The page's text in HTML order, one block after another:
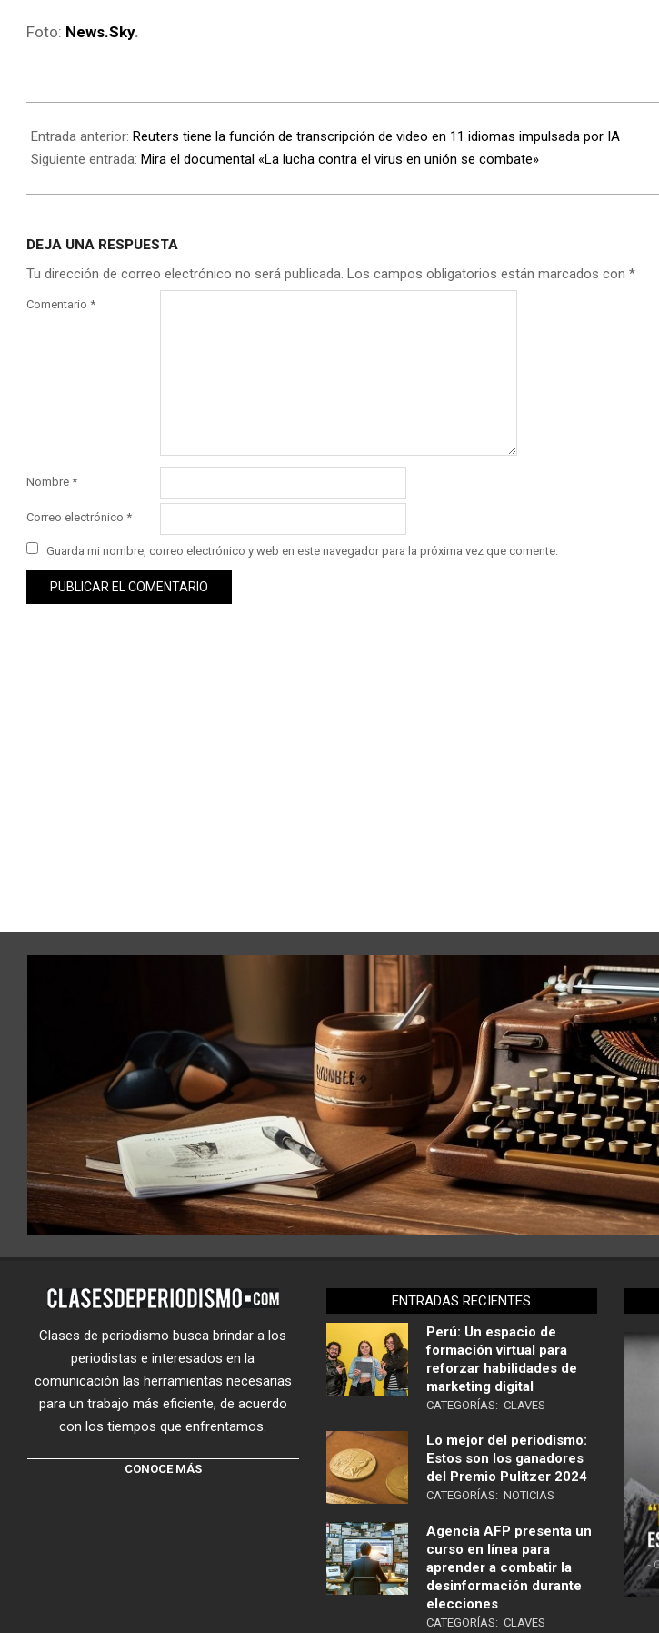
Foto: News.Sky.
Entrada anterior: Reuters tiene la función de transcripción de video en 11 idiomas impulsada por IA
Siguiente entrada: Mira el documental «La lucha contra el virus en unión se combate»
DEJA UNA RESPUESTA
Tu dirección de correo electrónico no será publicada. Los campos obligatorios están marcados con *
Comentario *
Nombre *
Correo electrónico *
Guarda mi nombre, correo electrónico y web en este navegador para la próxima vez que comente.
Clases de periodismo busca brindar a los
periodistas e interesados en la
comunicación las herramientas necesarias
para un trabajo más eficiente, de acuerdo
con los tiempos que enfrentamos.
CONOCE MÁS
ENTRADAS RECIENTES
Perú: Un espacio de
formación virtual para
reforzar habilidades de
marketing digital
CATEGORÍAS: CLAVES
Lo mejor del periodismo:
Estos son los ganadores
del Premio Pulitzer 2024
CATEGORÍAS: NOTICIAS
Agencia AFP presenta un
curso en línea para
aprender a combatir la
desinformación durante
elecciones
CATEGORÍAS: CLAVES